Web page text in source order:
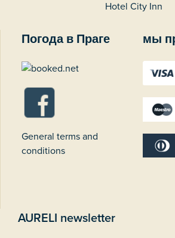
Hotel City Inn
Погода в Праге
General terms and
conditions
мы
AURELI newsletter